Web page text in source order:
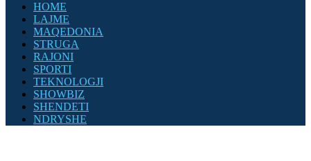
HOME
LAJME
MAQEDONIA
STRUGA
RAJONI
SPORTI
TEKNOLOGJI
SHOWBIZ
SHENDETI
NDRYSHE